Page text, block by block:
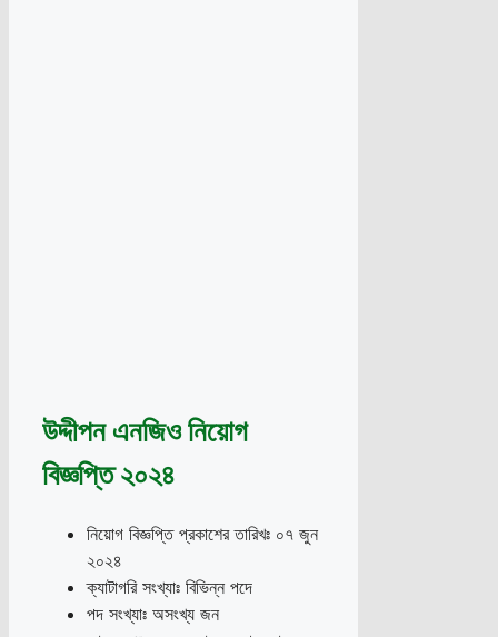
উদ্দীপন এনজিও নিয়োগ
বিজ্ঞপ্তি ২০২৪
নিয়োগ বিজ্ঞপ্তি প্রকাশের তারিখঃ ০৭ জুন
২০২৪
ক্যাটাগরি সংখ্যাঃ বিভিন্ন পদে
পদ সংখ্যাঃ অসংখ্য জন